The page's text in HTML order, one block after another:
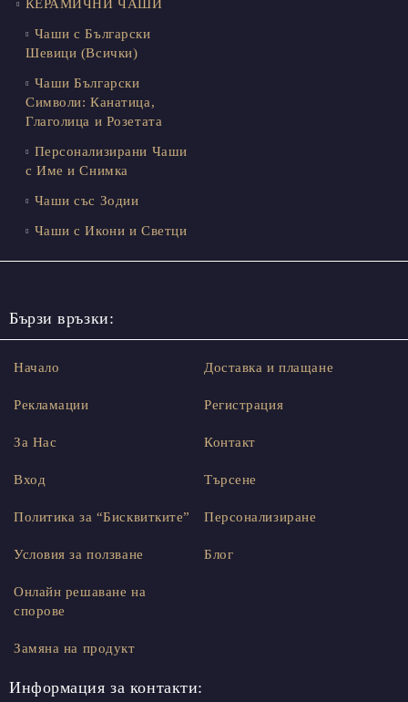
КЕРАМИЧНИ ЧАШИ
Чаши с Български
Шевици (Всички)
Чаши Български
Символи: Канатица,
Глаголица и Розетата
Персонализирани Чаши
с Име и Снимка
Чаши със Зодии
Чаши с Икони и Светци
Бързи връзки:
Начало
Рекламации
За Нас
Вход
Доставка и плащане
Регистрация
Контакт
Търсене
Политика за “Бисквитките”
Условия за ползване
Онлайн решаване на
спорове
Замяна на продукт
Персонализиране
Блог
Информация за контакти: